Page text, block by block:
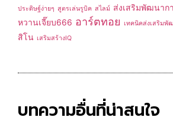
ประดิษฐ์ง่ายๆ สูตรเล่นรูบิค สไลม์ ส่งเสริมพัฒนาก
หวานเจี๊ยบ666 อาร์ตทอย เทคนิคส่งเสริมพั
สิโน เสริมสร้างIQ
บทความอื่นที่น่าสนใจ